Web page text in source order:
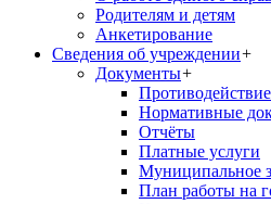
Родителям и детям
Анкетирование
Сведения об учреждении+
Документы+
Нормативные
Отчёты
Платные услуги
Муниципальное
План работы на